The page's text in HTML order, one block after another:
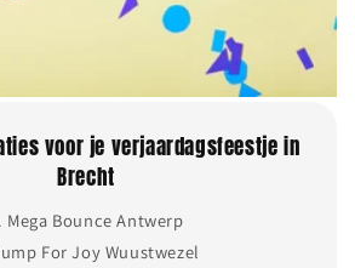
voor je verjaardagsfeestje in
Brecht
Mega Bounce Antwerp
For Joy Wuustwezel